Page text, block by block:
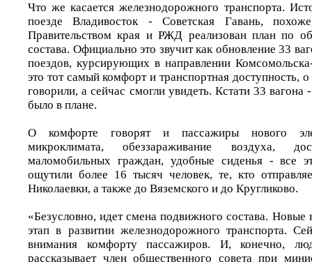
Что же касается железнодорожного транспорта.
поезде Владивосток - Советская Гавань,
Правительством края и РЖД реализован план по
состава. Официально это звучит как обновление 33
поездов, курсирующих в направлении
это тот самый комфорт и транспортная доступность,
говорили, а сейчас смогли увидеть. Кстати 33
было в плане.
О комфорте говорят и пассажиры нового
микроклимата, обеззараживание воздуха,
маломобильных граждан, удобные сиденья - все
ощутили более 16 тысяч человек, те, кто
Николаевки, а также до Вяземского и до Кругликово.
«Безусловно, идет смена подвижного состава.
этап в развитии железнодорожного транспорта.
внимания комфорту пассажиров. И, конечно,
рассказывает член общественного совета при